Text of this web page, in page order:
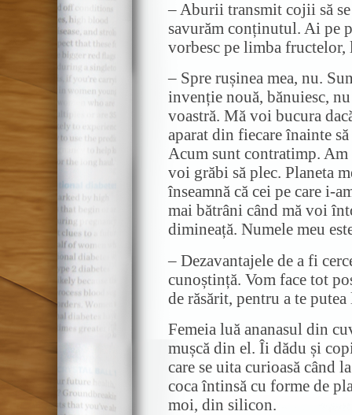
– Aburii transmit cojii să
savurăm conținutul. Ai pe
vorbesc pe limba fructelor,
– Spre rușinea mea, nu.
invenție nouă, bănuiesc,
voastră. Mă voi bucura
aparat din fiecare înainte
Acum sunt contratimp. Am
voi grăbi să plec. Planeta
înseamnă că cei pe care i-
mai bătrâni când mă voi
dimineață. Numele meu
– Dezavantajele de a fi
cunoștință. Vom face tot
de răsărit, pentru a te putea
Femeia luă ananasul din
mușcă din el. Îi dădu și
care se uita curioasă când
coca întinsă cu forme de
moi, din silicon.